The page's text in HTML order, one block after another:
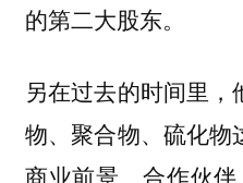
的第二大股东。
另在过去的时间里
物、聚合物、硫化
商业前景、合作伙